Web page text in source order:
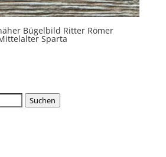
Bügelbild Ritter Römer
Sparta
Suchen